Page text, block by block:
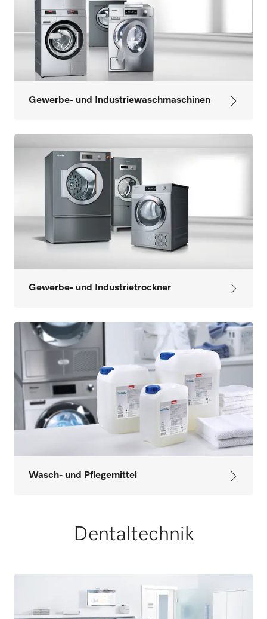
Gewerbe- und Industriewaschmaschinen
Gewerbe- und Industrietrockner
Wasch- und Pflegemittel
Dentaltechnik